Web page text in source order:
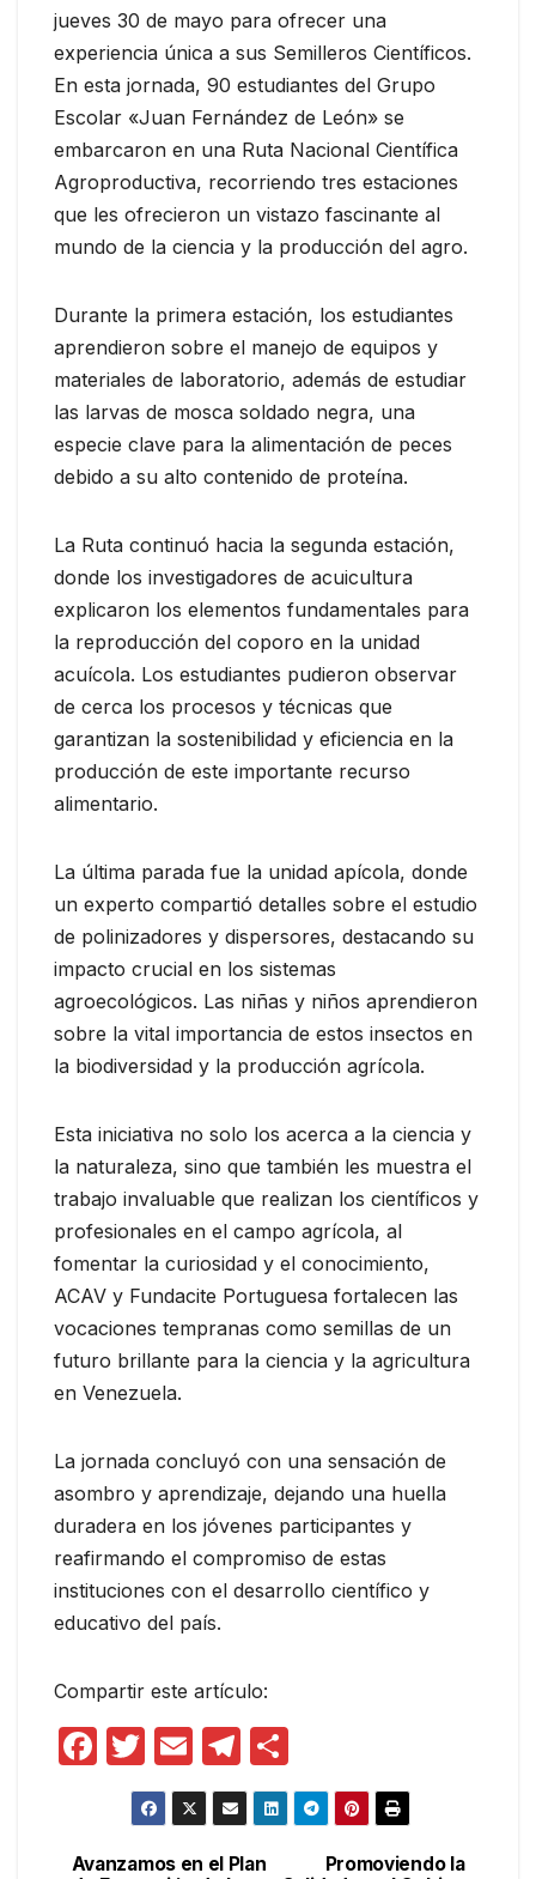
jueves 30 de mayo para ofrecer una
experiencia única a sus Semilleros Científicos.
En esta jornada, 90 estudiantes del Grupo
Escolar «Juan Fernández de León» se
embarcaron en una Ruta Nacional Científica
Agroproductiva, recorriendo tres estaciones
que les ofrecieron un vistazo fascinante al
mundo de la ciencia y la producción del agro.
Durante la primera estación, los estudiantes
aprendieron sobre el manejo de equipos y
materiales de laboratorio, además de estudiar
las larvas de mosca soldado negra, una
especie clave para la alimentación de peces
debido a su alto contenido de proteína.
La Ruta continuó hacia la segunda estación,
donde los investigadores de acuicultura
explicaron los elementos fundamentales para
la reproducción del coporo en la unidad
acuícola. Los estudiantes pudieron observar
de cerca los procesos y técnicas que
garantizan la sostenibilidad y eficiencia en la
producción de este importante recurso
alimentario.
La última parada fue la unidad apícola, donde
un experto compartió detalles sobre el estudio
de polinizadores y dispersores, destacando su
impacto crucial en los sistemas
agroecológicos. Las niñas y niños aprendieron
sobre la vital importancia de estos insectos en
la biodiversidad y la producción agrícola.
Esta iniciativa no solo los acerca a la ciencia y
la naturaleza, sino que también les muestra el
trabajo invaluable que realizan los científicos y
profesionales en el campo agrícola, al
fomentar la curiosidad y el conocimiento,
ACAV y Fundacite Portuguesa fortalecen las
vocaciones tempranas como semillas de un
futuro brillante para la ciencia y la agricultura
en Venezuela.
La jornada concluyó con una sensación de
asombro y aprendizaje, dejando una huella
duradera en los jóvenes participantes y
reafirmando el compromiso de estas
instituciones con el desarrollo científico y
educativo del país.
Compartir este artículo:
F
e
T
w
itt
er
E
m
ail
T
el
e
gr
o
m
Promoviendo la
Avanzamos en el Plan